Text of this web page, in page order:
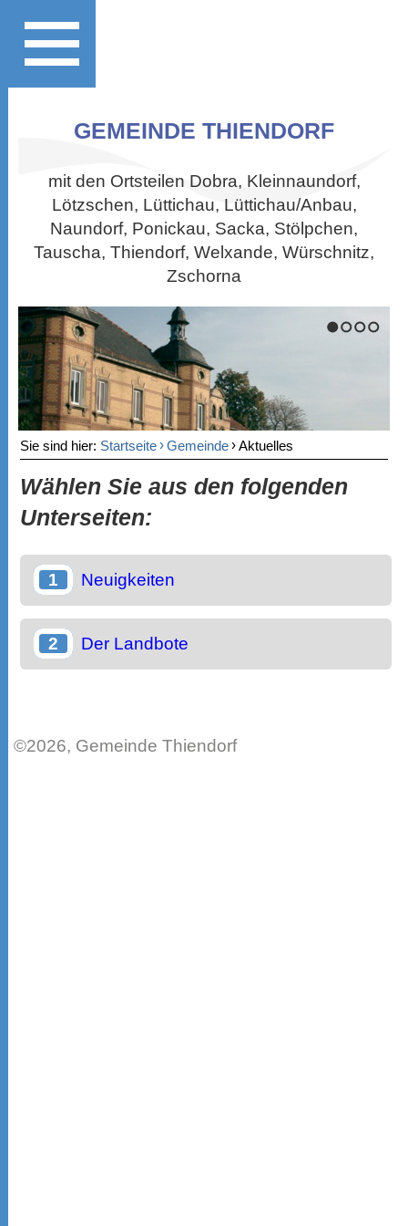
GEMEINDE THIENDORF
mit den Ortsteilen Dobra, Kleinnaundorf,
Lötzschen, Lüttichau, Lüttichau/Anbau,
Naundorf, Ponickau, Sacka, Stölpchen,
Tauscha, Thiendorf, Welxande, Würschnitz,
Zschorna
Sie sind hier: Startseite›Gemeinde›Aktuelles
Wählen Sie aus den folgenden
Unterseiten:
Neuigkeiten
Der Landbote
©2026, Gemeinde Thiendorf